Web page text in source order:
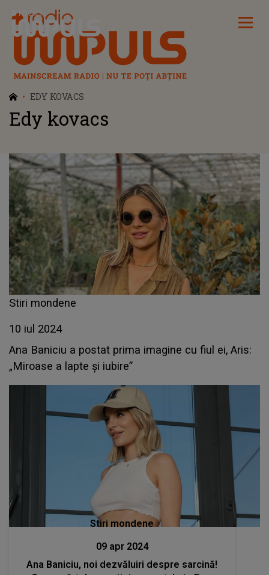
Radio Impuls
EDY KOVACS
Edy kovacs
Stiri mondene
10 iul 2024
Ana Baniciu a postat prima imagine cu fiul ei, Aris:
„Miroase a lapte și iubire”
Stiri mondene
09 apr 2024
Ana Baniciu, noi dezvăluiri despre sarcină!